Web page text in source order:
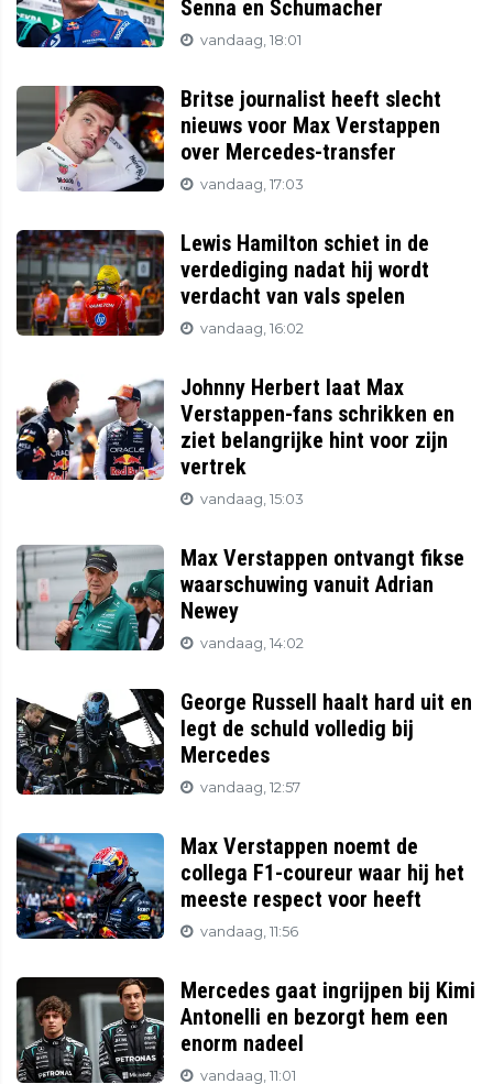
Senna en Schumacher
vandaag, 18:01
Britse journalist heeft slecht
nieuws voor Max Verstappen
over Mercedes-transfer
vandaag, 17:03
Lewis Hamilton schiet in de
verdediging nadat hij wordt
verdacht van vals spelen
vandaag, 16:02
Johnny Herbert laat Max
Verstappen-fans schrikken en
ziet belangrijke hint voor zijn
vertrek
vandaag, 15:03
Max Verstappen ontvangt fikse
waarschuwing vanuit Adrian
Newey
vandaag, 14:02
George Russell haalt hard uit en
legt de schuld volledig bij
Mercedes
vandaag, 12:57
Max Verstappen noemt de
collega F1-coureur waar hij het
meeste respect voor heeft
vandaag, 11:56
Mercedes gaat ingrijpen bij Kimi
Antonelli en bezorgt hem een
enorm nadeel
vandaag, 11:01